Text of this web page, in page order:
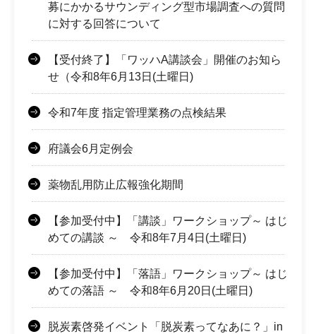
募にかかるサウンディング型市場調査への質問
に対する回答について
【受付終了】「ワッハA講談会」開催のお知ら
せ（令和8年6月13日(土曜日)
令和7年度 指定管理業務の点検結果
府議会6月定例会
薬物乱用防止広報強化期間
【参加受付中】「講談」ワークショップ～ はじ
めての講談 ～ 令和8年7月4日(土曜日)
【参加受付中】「落語」ワークショップ～ はじ
めての落語 ～ 令和8年6月20日(土曜日)
脱炭素啓発イベント「脱炭素ってなあに？」in